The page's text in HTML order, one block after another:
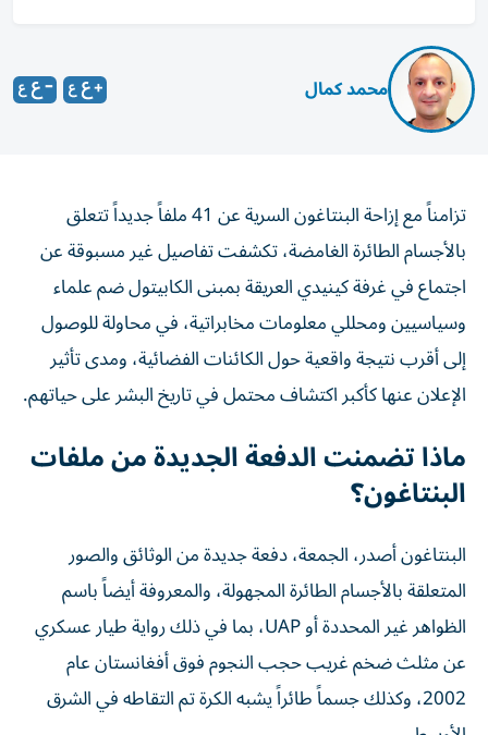
محمد كمال
تزامناً مع إزاحة البنتاغون السرية عن 41 ملفاً جديداً تتعلق
بالأجسام الطائرة الغامضة، تكشفت تفاصيل غير مسبوقة عن
اجتماع في غرفة كينيدي العريقة بمبنى الكابيتول ضم علماء
وسياسيين ومحللي معلومات مخابراتية، في محاولة للوصول
إلى أقرب نتيجة واقعية حول الكائنات الفضائية، ومدى تأثير
الإعلان عنها كأكبر اكتشاف محتمل في تاريخ البشر على حياتهم.
ماذا تضمنت الدفعة الجديدة من ملفات
البنتاغون؟
البنتاغون أصدر، الجمعة، دفعة جديدة من الوثائق والصور
المتعلقة بالأجسام الطائرة المجهولة، والمعروفة أيضاً باسم
الظواهر غير المحددة أو UAP، بما في ذلك رواية طيار عسكري
عن مثلث ضخم غريب حجب النجوم فوق أفغانستان عام
2002، وكذلك جسماً طائراً يشبه الكرة تم التقاطه في الشرق
الأوسط.